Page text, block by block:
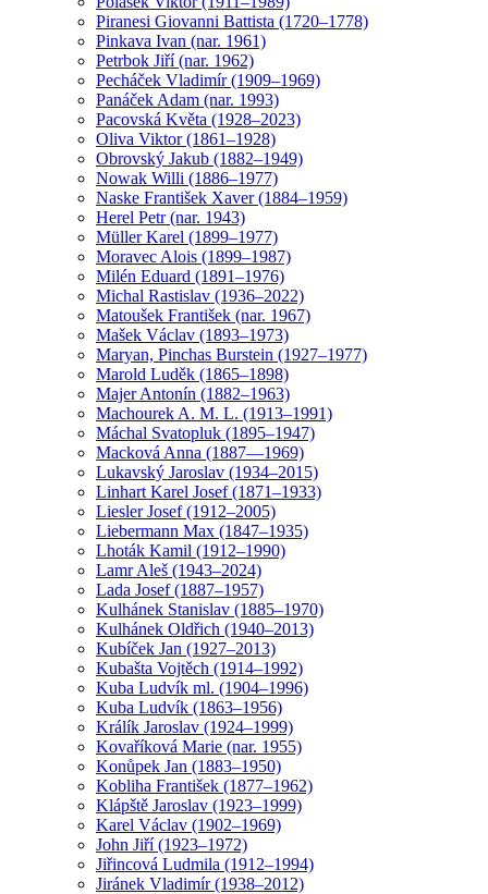
Piranesi Giovanni Battista (1720–1778)
Pinkava Ivan (nar. 1961)
Petrbok Jiří (nar. 1962)
Pecháček Vladimír (1909–1969)
Panáček Adam (nar. 1993)
Pacovská Květa (1928–2023)
Oliva Viktor (1861–1928)
Obrovský Jakub (1882–1949)
Nowak Willi (1886–1977)
Naske František Xaver (1884–1959)
Herel Petr (nar. 1943)
Müller Karel (1899–1977)
Moravec Alois (1899–1987)
Milén Eduard (1891–1976)
Michal Rastislav (1936–2022)
Matoušek František (nar. 1967)
Mašek Václav (1893–1973)
Maryan, Pinchas Burstein (1927–1977)
Marold Luděk (1865–1898)
Majer Antonín (1882–1963)
Machourek A. M. L. (1913–1991)
Máchal Svatopluk (1895–1947)
Macková Anna (1887—1969)
Lukavský Jaroslav (1934–2015)
Linhart Karel Josef (1871–1933)
Liesler Josef (1912–2005)
Liebermann Max (1847–1935)
Lhoták Kamil (1912–1990)
Lamr Aleš (1943–2024)
Lada Josef (1887–1957)
Kulhánek Stanislav (1885–1970)
Kulhánek Oldřich (1940–2013)
Kubíček Jan (1927–2013)
Kubašta Vojtěch (1914–1992)
Kuba Ludvík ml. (1904–1996)
Kuba Ludvík (1863–1956)
Králík Jaroslav (1924–1999)
Kovaříková Marie (nar. 1955)
Konůpek Jan (1883–1950)
Kobliha František (1877–1962)
Klápště Jaroslav (1923–1999)
Karel Václav (1902–1969)
John Jiří (1923–1972)
Jiřincová Ludmila (1912–1994)
Jiránek Vladimír (1938–2012)